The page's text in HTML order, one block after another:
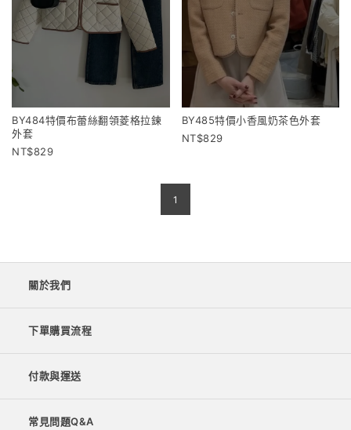
BY484特價布蕾絲翻領菱格拉鍊
外套
829
BY485特價小香風奶茶色外套
829
1
關於我們
下單購買流程
付款與運送
常見問題Q&A